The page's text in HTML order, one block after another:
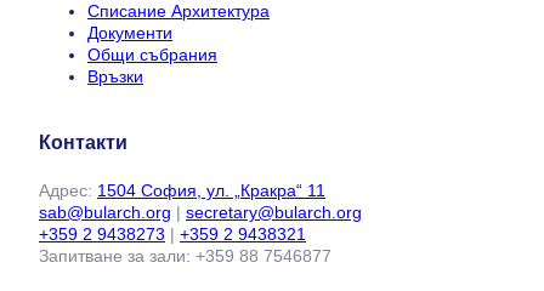
Списание Архитектура
Документи
Общи събрания
Връзки
Контакти
Адрес: 1504 София, ул. „Кракра“ 11
sab@bularch.org | secretary@bularch.org
+359 2 9438273 | +359 2 9438321
Запитване за зали: +359 88 7546877